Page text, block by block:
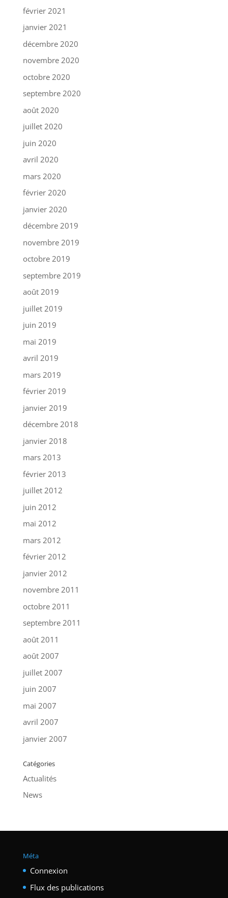
février 2021
janvier 2021
décembre 2020
novembre 2020
octobre 2020
septembre 2020
août 2020
juillet 2020
juin 2020
avril 2020
mars 2020
février 2020
janvier 2020
décembre 2019
novembre 2019
octobre 2019
septembre 2019
août 2019
juillet 2019
juin 2019
mai 2019
avril 2019
mars 2019
février 2019
janvier 2019
décembre 2018
janvier 2018
mars 2013
février 2013
juillet 2012
juin 2012
mai 2012
mars 2012
février 2012
janvier 2012
novembre 2011
octobre 2011
septembre 2011
août 2011
août 2007
juillet 2007
juin 2007
mai 2007
avril 2007
janvier 2007
Catégories
Actualités
News
Méta
Connexion
Flux des publications